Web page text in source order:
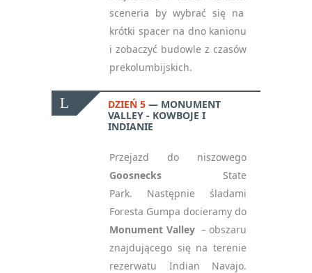
sceneria by wybrać się na
krótki spacer na dno kanionu
i zobaczyć budowle z czasów
prekolumbijskich.
DZIEŃ 5
MONUMENT
VALLEY - KOWBOJE I
INDIANIE
Przejazd do niszowego
Goosnecks State
Park. Następnie śladami
Foresta Gumpa docieramy do
Monument Valley– obszaru
znajdującego się na terenie
rezerwatu Indian Navajo.